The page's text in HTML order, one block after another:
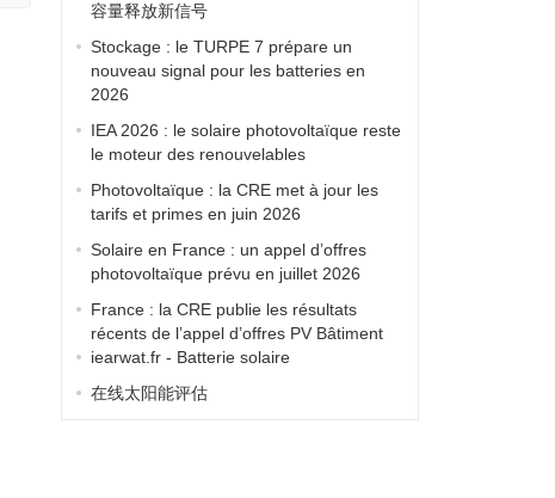
容量释放新信号
Stockage : le TURPE 7 prépare un
nouveau signal pour les batteries en
2026
IEA 2026 : le solaire photovoltaïque reste
le moteur des renouvelables
Photovoltaïque : la CRE met à jour les
tarifs et primes en juin 2026
Solaire en France : un appel d’offres
photovoltaïque prévu en juillet 2026
France : la CRE publie les résultats
récents de l’appel d’offres PV Bâtiment
iearwat.fr - Batterie solaire
在线太阳能评估